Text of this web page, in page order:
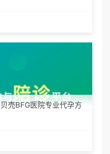
壳BFG医院专业代孕方